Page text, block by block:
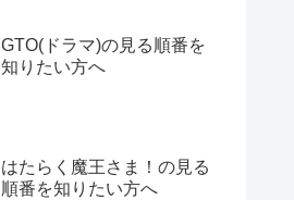
GTO(ドラマ)の見る順番を
知りたい方へ
はたらく魔王さま！の見る
順番を知りたい方へ